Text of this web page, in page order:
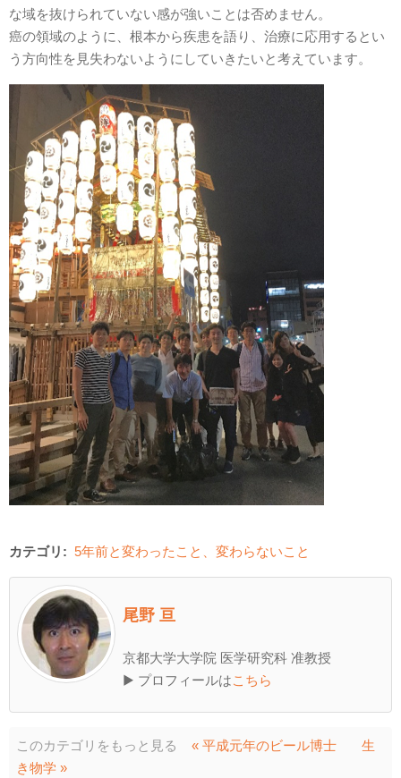
な域を抜けられていない感が強いことは否めません。
癌の領域のように、根本から疾患を語り、治療に応用するとい
う方向性を見失わないようにしていきたいと考えています。
カテゴリ: 5年前と変わったこと、変わらないこと
尾野 亘
京都大学大学院 医学研究科 准教授
▶ プロフィールはこちら
このカテゴリをもっと見る « 平成元年のビール博士
生
き物学 »